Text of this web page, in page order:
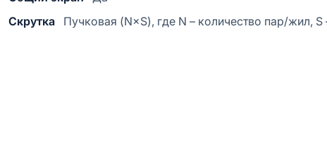
Скрутка
Пучковая (N×S), где N – количество пар/жил,